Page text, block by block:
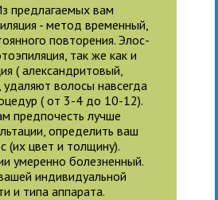
предлагаемых вам
- метод временный,
повторения. Элос-
так же как и
( александритовый,
волосы навсегда
( от 3-4 до 10-12).
предпочесть лучше
определить ваш
(их цвет и толщину).
умеренно болезненный.
индивидуальной
и типа аппарата.